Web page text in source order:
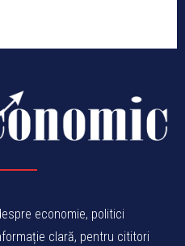
economie, politici
clară, pentru cititori